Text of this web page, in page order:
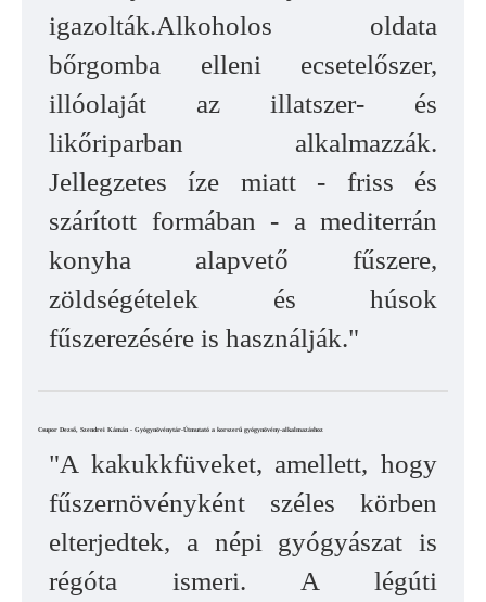
igazolták.Alkoholos oldata
bőrgomba elleni ecsetelőszer,
illóolaját az illatszer- és
likőriparban alkalmazzák.
Jellegzetes íze miatt - friss és
szárított formában - a mediterrán
konyha alapvető fűszere,
zöldségételek és húsok
fűszerezésére is használják."
Csupor Dezső, Szendrei Kámán - Gyógynövénytár-Útmutató a korszerű gyógynövény-alkalmazáshoz
"A kakukkfüveket, amellett, hogy
fűszernövényként széles körben
elterjedtek, a népi gyógyászat is
régóta ismeri. A légúti